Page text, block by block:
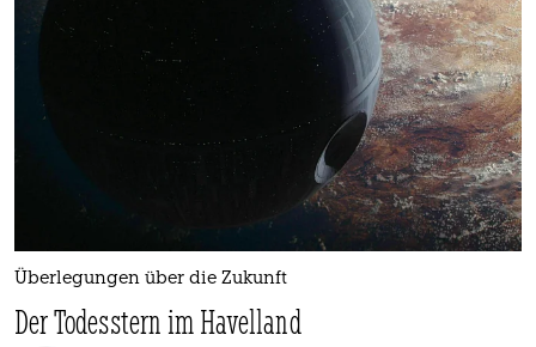
Überlegungen über die Zukunft
Der Todesstern im Havelland